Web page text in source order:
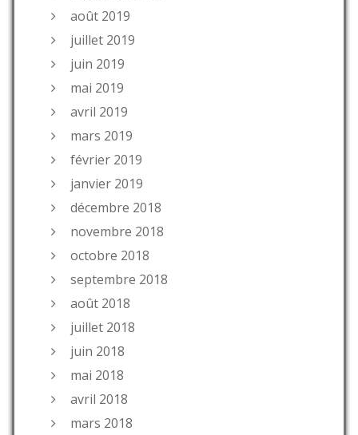
août 2019
juillet 2019
juin 2019
mai 2019
avril 2019
mars 2019
février 2019
janvier 2019
décembre 2018
novembre 2018
octobre 2018
septembre 2018
août 2018
juillet 2018
juin 2018
mai 2018
avril 2018
mars 2018